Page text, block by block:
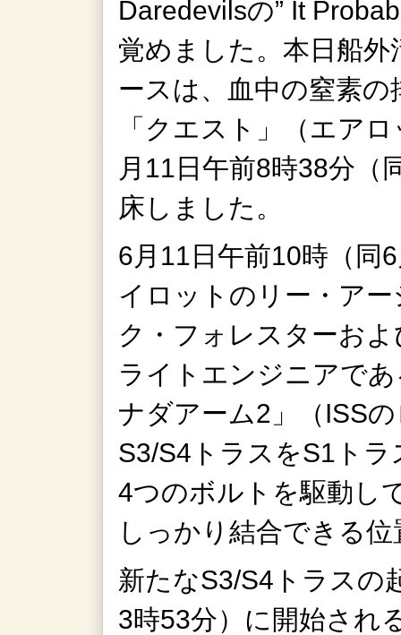
Daredevilsの” It
覚めました。本日船
ースは、血中の窒素
「クエスト」（エア
月11日午前8時38分（
床しました。
6月11日午前10時（同
イロットのリー・ア
ク・フォレスターお
ライトエンジニアで
ナダアーム2」（ISS
S3/S4トラスをS1ト
4つのボルトを駆動し
しっかり結合できる
新たなS3/S4トラスの
3時53分）に開始され